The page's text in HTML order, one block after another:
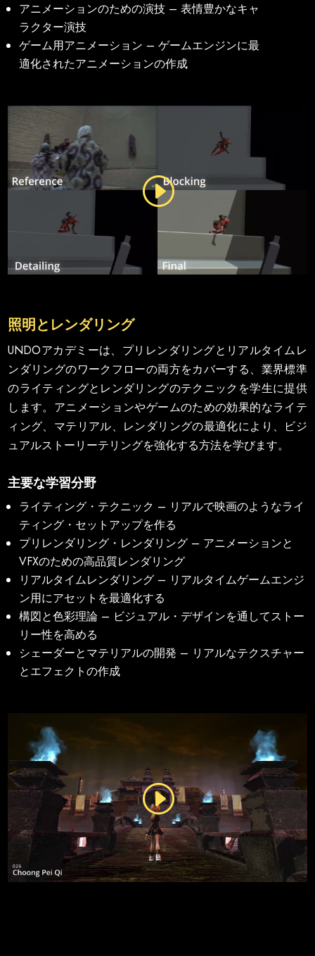
アニメーションのための演技 – 表情豊かなキャ
ラクター演技
ゲーム用アニメーション – ゲームエンジンに最
適化されたアニメーションの作成
照明とレンダリング
UNDOアカデミーは、プリレンダリングとリアルタイムレ
ンダリングのワークフローの両方をカバーする、業界標準
のライティングとレンダリングのテクニックを学生に提供
します。アニメーションやゲームのための効果的なライテ
ィング、マテリアル、レンダリングの最適化により、ビジ
ュアルストーリーテリングを強化する方法を学びます。
主要な学習分野
ライティング・テクニック – リアルで映画のようなライ
ティング・セットアップを作る
プリレンダリング・レンダリング – アニメーションと
VFXのための高品質レンダリング
リアルタイムレンダリング – リアルタイムゲームエンジ
ン用にアセットを最適化する
構図と色彩理論 – ビジュアル・デザインを通してストー
リー性を高める
シェーダーとマテリアルの開発 – リアルなテクスチャー
とエフェクトの作成